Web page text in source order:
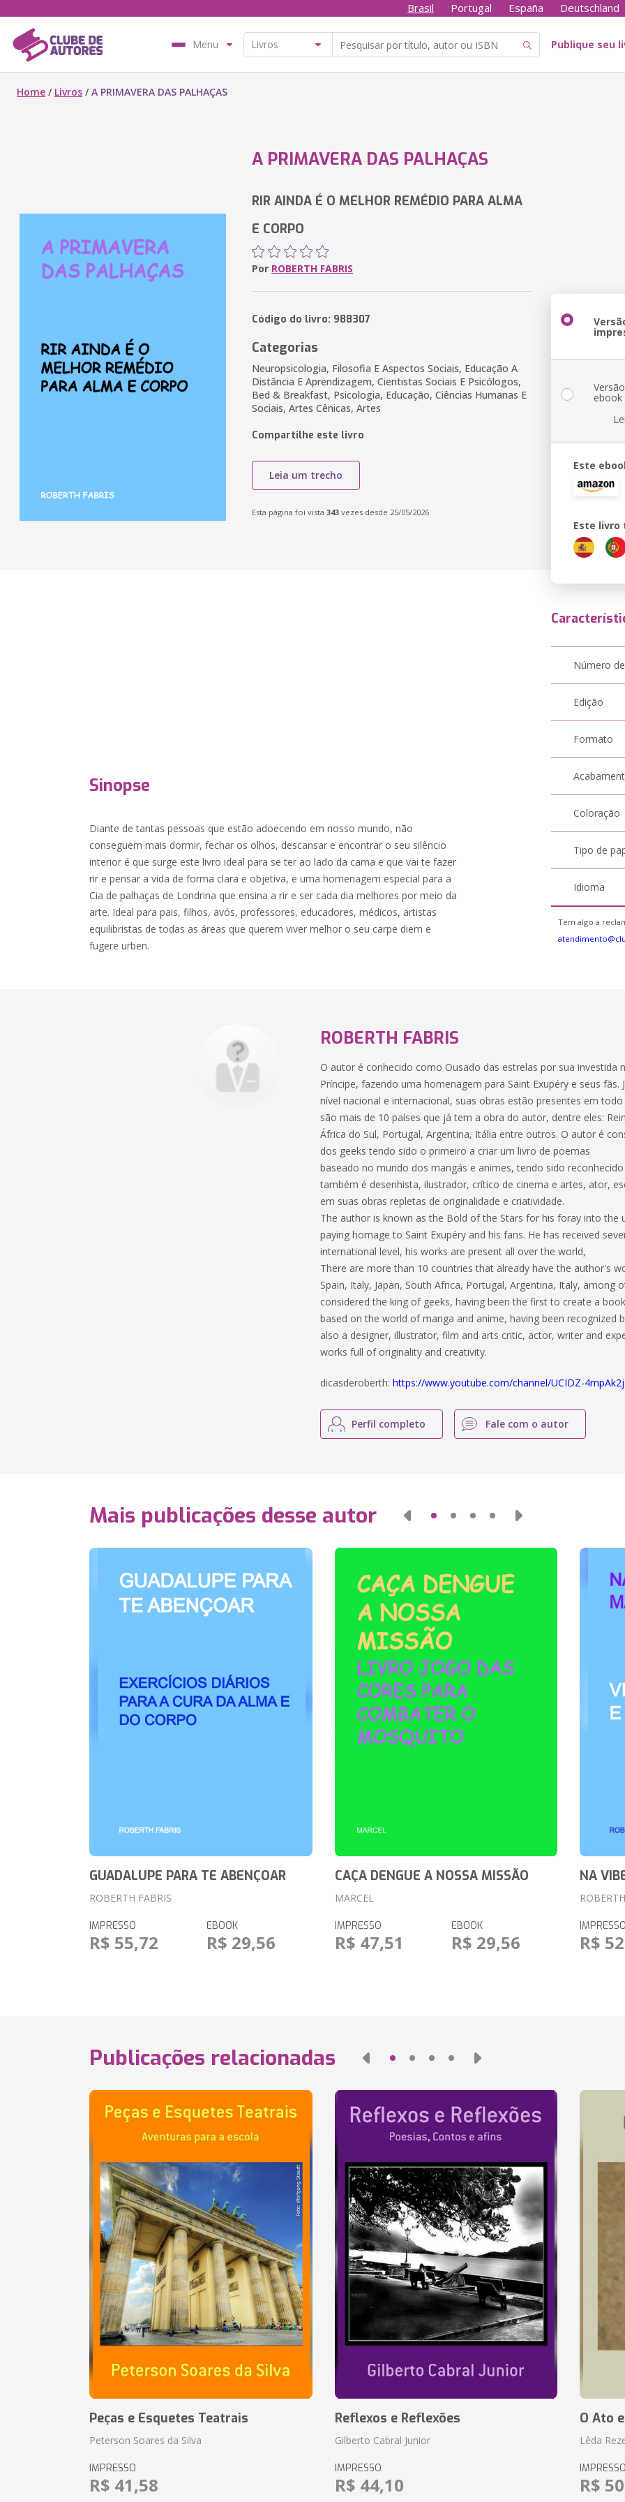
Brasil Portugal España Deutschland
Menu Publique seu
Home / Livros /A PRIMAVERA DAS PALHAÇAS
A PRIMAVERA DAS PALHAÇAS
RIR AINDA É O MELHOR REMÉDIO PARA ALMA
E CORPO
Por ROBERTH FABRIS
Código do livro: 988307
Categorias
Neuropsicologia, Filosofia E Aspectos Sociais, Educação A
Distância E Aprendizagem, Cientistas Sociais E Psicólogos,
Bed & Breakfast, Psicologia, Educação, Ciências Humanas E
Sociais, Artes Cênicas, Artes
Compartilhe este livro
Leia um trecho
Esta página foi vista 343 vezes desde 25/05/2026
Versão
ebook
Este
Este livro
Sinopse
Diante de tantas pessoas que estão adoecendo em nosso mundo, não
conseguem mais dormir, fechar os olhos, descansar e encontrar o seu silêncio
interior é que surge este livro ideal para se ter ao lado da cama e que vai te fazer
rir e pensar a vida de forma clara e objetiva, e uma homenagem especial para a
Cia de palhaças de Londrina que ensina a rir e ser cada dia melhores por meio da
arte. Ideal para pais, filhos, avós, professores, educadores, médicos, artistas
equilibristas de todas as áreas que querem viver melhor o seu carpe diem e
fugere urben.
Número
Edição
Formato
Coloração
Tipo de
Idioma
Tem algo a
ROBERTH FABRIS
O autor é conhecido como Ousado das estrelas por sua investida
Príncipe, fazendo uma homenagem para Saint Exupéry e seus fãs.
nível nacional e internacional, suas obras estão presentes em
são mais de 10 países que já tem a obra do autor, dentre eles:
África do Sul, Portugal, Argentina, Itália entre outros. O autor é
dos geeks tendo sido o primeiro a criar um livro de poemas
baseado no mundo dos mangás e animes, tendo sido
também é desenhista, ilustrador, crítico de cinema e artes, ator,
em suas obras repletas de originalidade e criatividade.
The author is known as the Bold of the Stars for his foray into the
paying homage to Saint Exupéry and his fans. He has received
international level, his works are present all over the world,
There are more than 10 countries that already have the author's
Spain, Italy, Japan, South Africa, Portugal, Argentina, Italy, among
considered the king of geeks, having been the first to create a
based on the world of manga and anime, having been recognized
also a designer, illustrator, film and arts critic, actor, writer and
works full of originality and creativity.
dicasderoberth:https://www.youtube.com/channel/UCIDZ-
Perfil completo Fale com o autor
Mais publicações desse autor
GUADALUPE PARA TE ABENÇOAR
ROBERTH FABRIS
IMPRESSO
R$ 55,72
EBOOK
R$ 29,56
CAÇA DENGUE A NOSSA MISSÃO
MARCEL
IMPRESSO
R$ 47,51
EBOOK
R$ 29,56
NA
IMPRESSO
R$
Publicações relacionadas
Peças e Esquetes Teatrais
Peterson Soares da Silva
IMPRESSO
R$ 41,58
Reflexos e Reflexões
Gilberto Cabral Junior
IMPRESSO
R$ 44,10
O Ato
Lêda
IMPRESSO
R$